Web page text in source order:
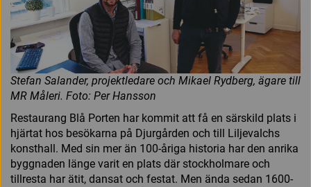
Stefan Salander, projektledare och Mikael Rydberg, ägare till
MR Måleri. Foto: Per Hansson
Restaurang Blå Porten har kommit att få en särskild plats i
hjärtat hos besökarna på Djurgården och till Liljevalchs
konsthall. Med sin mer än 100-åriga historia har den anrika
byggnaden länge varit en plats där stockholmare och
tillresta har ätit, dansat och festat. Men ända sedan 1600-